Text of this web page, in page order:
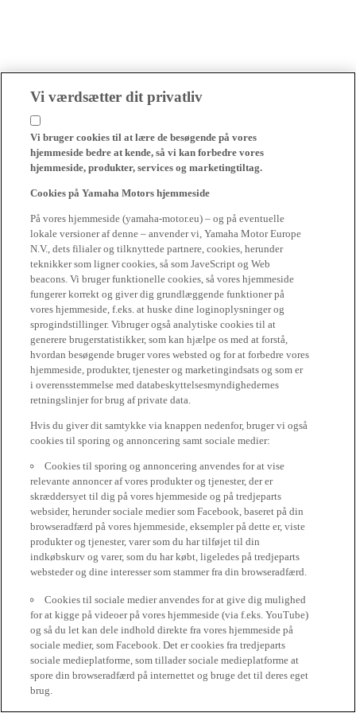
Vi værdsætter dit privatliv
Vi bruger cookies til at lære de besøgende på vores
hjemmeside bedre at kende, så vi kan forbedre vores
hjemmeside, produkter, services og marketingtiltag.
Cookies på Yamaha Motors hjemmeside
På vores hjemmeside (yamaha-motor.eu) – og på eventuelle
lokale versioner af denne – anvender vi, Yamaha Motor Europe
N.V., dets filialer og tilknyttede partnere, cookies, herunder
teknikker som ligner cookies, så som JaveScript og Web
beacons. Vi bruger funktionelle cookies, så vores hjemmeside
fungerer korrekt og giver dig grundlæggende funktioner på
vores hjemmeside, f.eks. at huske dine loginoplysninger og
sprogindstillinger. Vibruger også analytiske cookies til at
generere brugerstatistikker, som kan hjælpe os med at forstå,
hvordan besøgende bruger vores websted og for at forbedre vores
hjemmeside, produkter, tjenester og marketingindsats og som er
i overensstemmelse med databeskyttelsesmyndighedernes
retningslinjer for brug af private data.
Hvis du giver dit samtykke via knappen nedenfor, bruger vi også
cookies til sporing og annoncering samt sociale medier:
Cookies til sporing og annoncering anvendes for at vise
relevante annoncer af vores produkter og tjenester, der er
skræddersyet til dig på vores hjemmeside og på tredjeparts
websider, herunder sociale medier som Facebook, baseret på din
browseradfærd på vores hjemmeside, eksempler på dette er, viste
produkter og tjenester, varer som du har tilføjet til din
indkøbskurv og varer, som du har købt, ligeledes på tredjeparts
websteder og dine interesser som stammer fra din browseradfærd.
Cookies til sociale medier anvendes for at give dig mulighed
for at kigge på videoer på vores hjemmeside (via f.eks. YouTube)
og så du let kan dele indhold direkte fra vores hjemmeside på
sociale medier, som Facebook. Det er cookies fra tredjeparts
sociale medieplatforme, som tillader sociale medieplatforme at
spore din browseradfærd på internettet og bruge det til deres eget
brug.